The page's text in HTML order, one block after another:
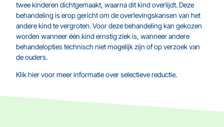
twee kinderen dichtgemaakt, waarna dit kind overlijdt. Deze
behandeling is erop gericht om de overlevingskansen van het
andere kind te vergroten. Voor deze behandeling kan gekozen
worden wanneer één kind ernstig ziek is, wanneer andere
behandelopties technisch niet mogelijk zijn of op verzoek van
de ouders.
Klik hier voor meer informatie over selectieve reductie.